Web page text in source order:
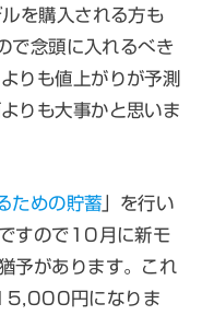
を購入される方も
で念頭に入れるべき
りも値上がりが予測
りも大事かと思いま
ための貯蓄 」を行い
すので10月に新モ
予があります。これ
円になりま